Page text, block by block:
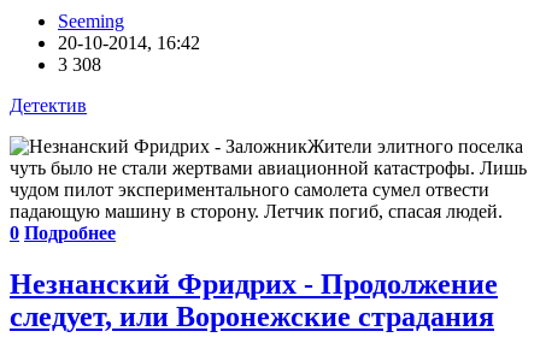
Seeming
20-10-2014, 16:42
3 308
Детектив
Жители элитного поселка
чуть было не стали жертвами авиационной катастрофы. Лишь
чудом пилот экспериментального самолета сумел отвести
падающую машину в сторону. Летчик погиб, спасая людей.
0 Подробнее
Незнанский Фридрих - Продолжение
следует, или Воронежские страдания